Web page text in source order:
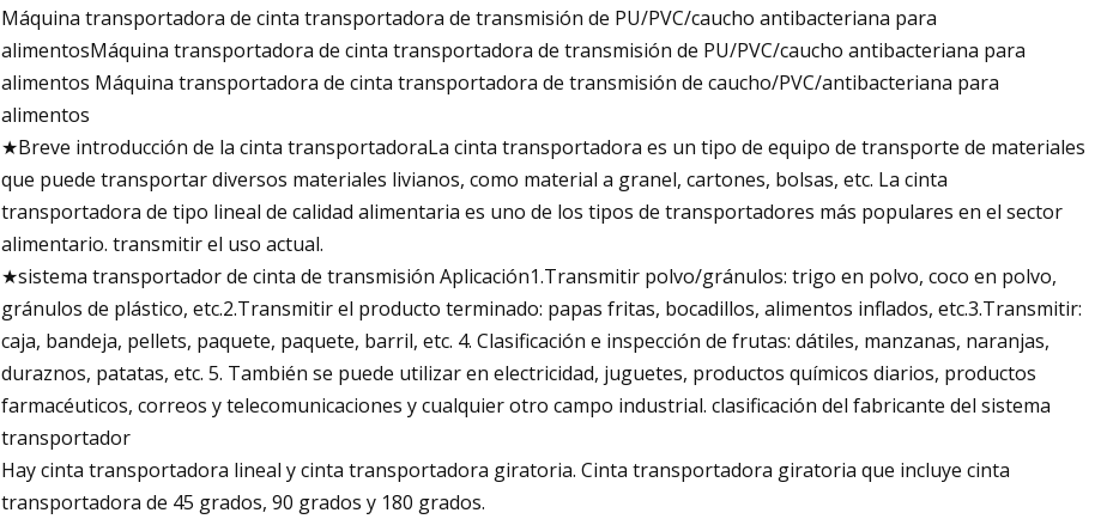
Máquina transportadora de cinta transportadora de transmisión de PU/PVC/caucho antibacteriana para
alimentosMáquina transportadora de cinta transportadora de transmisión de PU/PVC/caucho antibacteriana para
alimentos Máquina transportadora de cinta transportadora de transmisión de caucho/PVC/antibacteriana para
alimentos
★Breve introducción de la cinta transportadoraLa cinta transportadora es un tipo de equipo de transporte de materiales
que puede transportar diversos materiales livianos, como material a granel, cartones, bolsas, etc. La cinta
transportadora de tipo lineal de calidad alimentaria es uno de los tipos de transportadores más populares en el sector
alimentario. transmitir el uso actual.
★sistema transportador de cinta de transmisión Aplicación1.Transmitir polvo/gránulos: trigo en polvo, coco en polvo,
gránulos de plástico, etc.2.Transmitir el producto terminado: papas fritas, bocadillos, alimentos inflados, etc.3.Transmitir:
caja, bandeja, pellets, paquete, paquete, barril, etc. 4. Clasificación e inspección de frutas: dátiles, manzanas, naranjas,
duraznos, patatas, etc. 5. También se puede utilizar en electricidad, juguetes, productos químicos diarios, productos
farmacéuticos, correos y telecomunicaciones y cualquier otro campo industrial. clasificación del fabricante del sistema
transportador
Hay cinta transportadora lineal y cinta transportadora giratoria. Cinta transportadora giratoria que incluye cinta
transportadora de 45 grados, 90 grados y 180 grados.